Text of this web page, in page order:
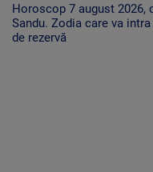
Horoscop 7 august 2026,
Sandu. Zodia care va
de rezervă